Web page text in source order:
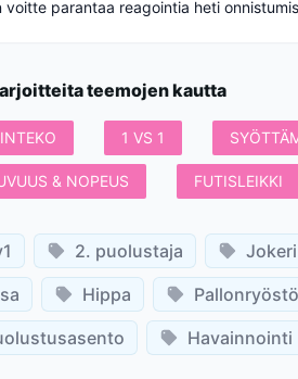
voitte parantaa reagointia heti
teemojen kautta
1 VS 1
& NOPEUS FUTISLEIKKI
2. puolustaja Jokeri
Hippa Pallonryöstö
Havainnointi